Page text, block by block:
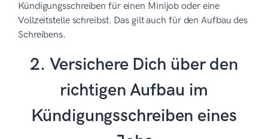
Kündigungsschreiben für einen Minijob oder eine
Vollzeitstelle schreibst. Das gilt auch für den Aufbau des
Schreibens.
2. Versichere Dich über den
richtigen Aufbau im
Kündigungsschreiben eines